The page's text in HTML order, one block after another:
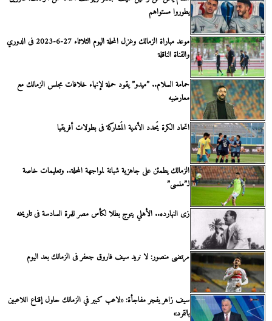
يطوروا مستواهم
موعد مباراة الزمالك وغزل المحلة اليوم الثلاثاء 27-6-2023 فى الدوري
والقناة الناقلة
حمامة السلام.. ”ميدو” يقود حملة لإنهاء خلافات مجلس الزمالك مع
معارضيه
اتحاد الكرة يُحدد الأندية المُشاركة فى بطولات أفريقيا
الزمالك يطمئن على جاهزية شبانة لمواجهة المحلة.. وتعليمات خاصة
لـ”منسى”
زى النهارده.. الأهلي يتوج بطلا لكأس مصر للمرة السادسة فى تاريخه
مرتضى منصور: لا نريد سيف فاروق جعفر فى الزمالك بعد اليوم
سيف زاهر يفجر مفاجأة: «لاعب كبير في الزمالك حاول إقناع اللاعبين
بالتمرد»